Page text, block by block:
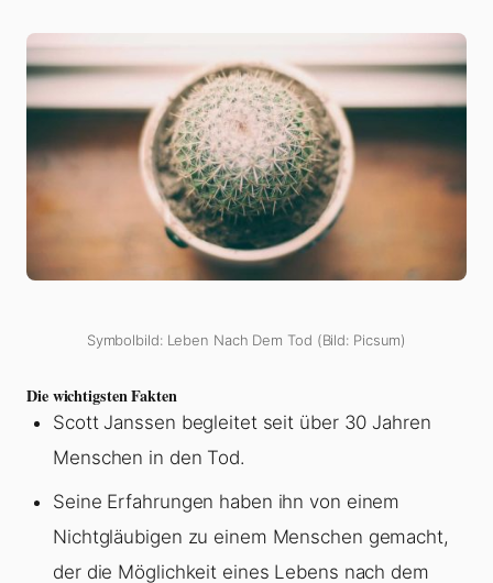
Symbolbild: Leben Nach Dem Tod (Bild: Picsum)
Die wichtigsten Fakten
Scott Janssen begleitet seit über 30 Jahren
Menschen in den Tod.
Seine Erfahrungen haben ihn von einem
Nichtgläubigen zu einem Menschen gemacht,
der die Möglichkeit eines Lebens nach dem